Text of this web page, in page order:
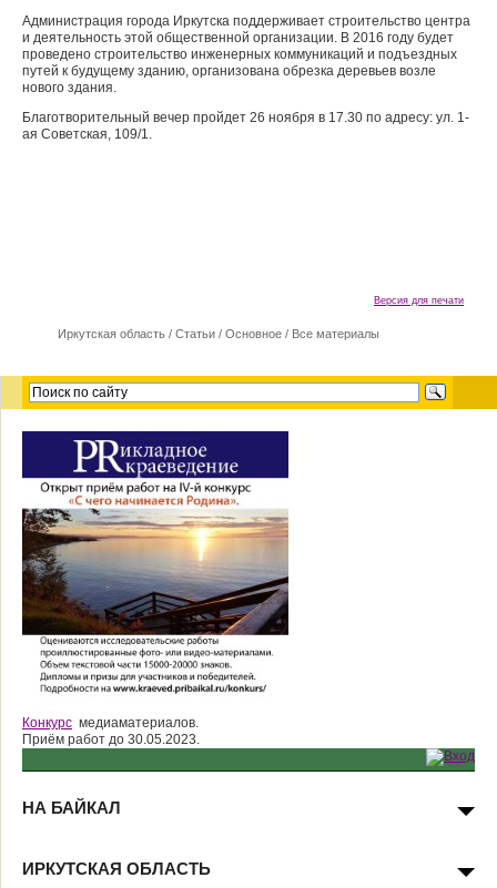
Администрация города Иркутска поддерживает строительство центра
и деятельность этой общественной организации. В 2016 году будет
проведено строительство инженерных коммуникаций и подъездных
путей к будущему зданию, организована обрезка деревьев возле
нового здания.
Благотворительный вечер пройдет 26 ноября в 17.30 по адресу: ул. 1-
ая Советская, 109/1.
Версия для печати
Иркутская область / Cтатьи / Основное / Все материалы
Конкурс медиаматериалов.
Приём работ до 30.05.2023.
НА БАЙКАЛ
ИРКУТСКАЯ ОБЛАСТЬ